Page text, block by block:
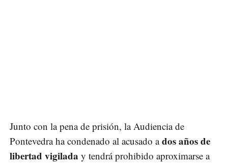
Junto con la pena de prisión, la Audiencia de
Pontevedra ha condenado al acusado ados años de
libertad vigilada y tendrá prohibido aproximarse a